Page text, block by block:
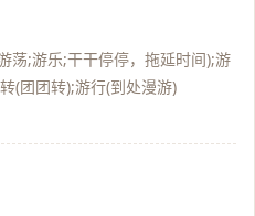
荡;游乐;干干停停，拖延时间);游
(团团转);游行(到处漫游)